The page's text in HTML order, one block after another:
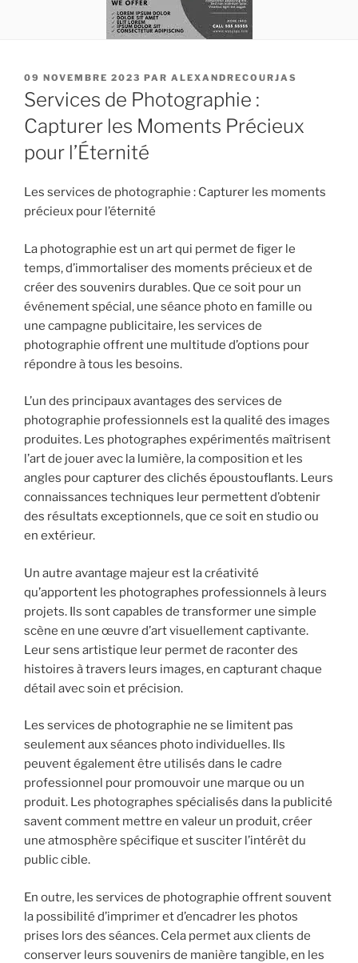
PUBLIÉ
LE
09 NOVEMBRE 2023 PAR ALEXANDRECOURJAS
Services de Photographie :
Capturer les Moments Précieux
pour l’Éternité
Les services de photographie : Capturer les moments
précieux pour l’éternité
La photographie est un art qui permet de figer le
temps, d’immortaliser des moments précieux et de
créer des souvenirs durables. Que ce soit pour un
événement spécial, une séance photo en famille ou
une campagne publicitaire, les services de
photographie offrent une multitude d’options pour
répondre à tous les besoins.
L’un des principaux avantages des services de
photographie professionnels est la qualité des images
produites. Les photographes expérimentés maîtrisent
l’art de jouer avec la lumière, la composition et les
angles pour capturer des clichés époustouflants. Leurs
connaissances techniques leur permettent d’obtenir
des résultats exceptionnels, que ce soit en studio ou
en extérieur.
Un autre avantage majeur est la créativité
qu’apportent les photographes professionnels à leurs
projets. Ils sont capables de transformer une simple
scène en une œuvre d’art visuellement captivante.
Leur sens artistique leur permet de raconter des
histoires à travers leurs images, en capturant chaque
détail avec soin et précision.
Les services de photographie ne se limitent pas
seulement aux séances photo individuelles. Ils
peuvent également être utilisés dans le cadre
professionnel pour promouvoir une marque ou un
produit. Les photographes spécialisés dans la publicité
savent comment mettre en valeur un produit, créer
une atmosphère spécifique et susciter l’intérêt du
public cible.
En outre, les services de photographie offrent souvent
la possibilité d’imprimer et d’encadrer les photos
prises lors des séances. Cela permet aux clients de
conserver leurs souvenirs de manière tangible, en les